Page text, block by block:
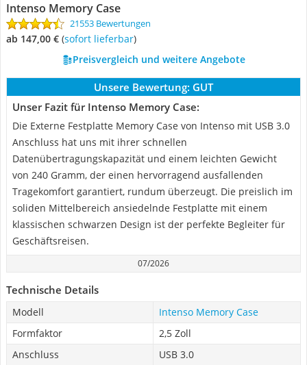
Intenso Memory Case
21553 Bewertungen
ab 147,00 € ( Sofort lieferbar)
Preisvergleich und weitere Angebote
Unsere Bewertung: GUT
Unser Fazit für Intenso Memory Case:
Die Externe Festplatte Memory Case von Intenso mit USB 3.0
Anschluss hat uns mit ihrer schnellen
Datenübertragungskapazität und einem leichten Gewicht
von 240 Gramm, der einen hervorragend ausfallenden
Tragekomfort garantiert, rundum überzeugt. Die preislich im
soliden Mittelbereich ansiedelnde Festplatte mit einem
klassischen schwarzen Design ist der perfekte Begleiter für
Geschäftsreisen.
07/2026
Technische Details
Modell
Intenso Memory Case
Formfaktor
2,5 Zoll
Anschluss
USB 3.0